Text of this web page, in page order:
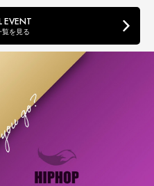
EVENT
覧を見る